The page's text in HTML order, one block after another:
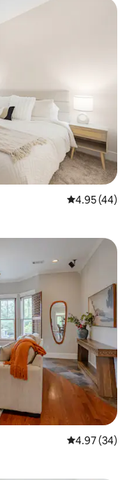
Calificación
4.95 (44)
Calificación
4.97 (34)